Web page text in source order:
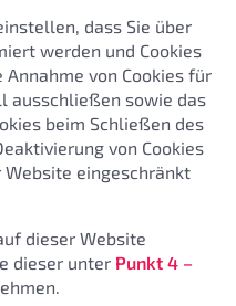
dass Sie über
werden und Cookies
von Cookies für
ausschließen sowie das
beim Schließen des
von Cookies
eingeschränkt
dieser Website
dieser unter Punkt 4 –